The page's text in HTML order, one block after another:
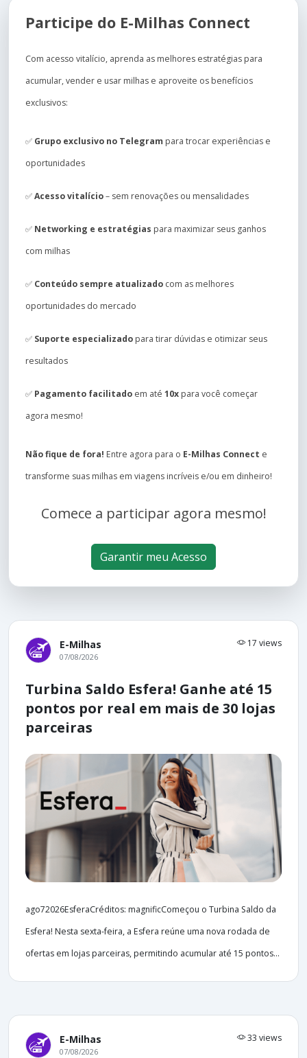
Participe do E-Milhas Connect
Com acesso vitalício, aprenda as melhores estratégias para
acumular, vender e usar milhas e aproveite os benefícios
exclusivos:
✅ Grupo exclusivo no Telegram para trocar experiências e
oportunidades
✅Acesso vitalício– sem renovações ou mensalidades
✅ Networking e estratégias para maximizar seus ganhos
com milhas
✅ Conteúdo sempre atualizado com as melhores
oportunidades do mercado
✅ Suporte especializado para tirar dúvidas e otimizar seus
resultados
✅ Pagamento facilitado em até 10x para você começar
agora mesmo!
Não fique de fora! Entre agora para o E-Milhas Connect e
transforme suas milhas em viagens incríveis e/ou em dinheiro!
Comece a participar agora mesmo!
Garantir meu Acesso
E-Milhas 17 views
07/08/2026
Turbina Saldo Esfera! Ganhe até 15
pontos por real em mais de 30 lojas
parceiras
ago72026EsferaCréditos: magnificComeçou o Turbina Saldo da
Esfera! Nesta sexta-feira, a Esfera reúne uma nova rodada de
ofertas em lojas parceiras, permitindo acumular até 15 pontos...
E-Milhas 33 views
07/08/2026